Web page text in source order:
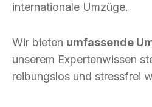
internationale Umzüge.
Wir bieten umfassende
unserem Expertenwissen
reibungslos und stressfrei